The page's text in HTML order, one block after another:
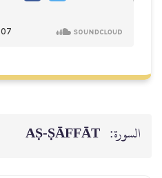
السورة: AṢ-ṢĀFFĀT